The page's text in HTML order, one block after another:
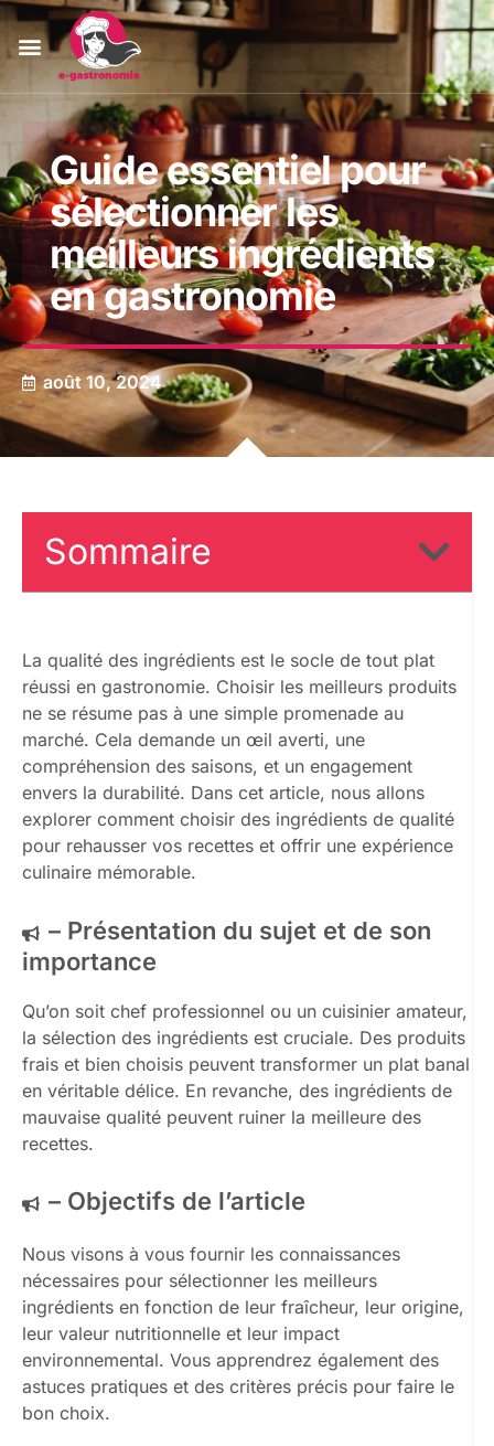
Guide essentiel pour
sélectionner les
meilleurs ingrédients
en gastronomie
août 10, 2024
Sommaire
La qualité des ingrédients est le socle de tout plat
réussi en gastronomie. Choisir les meilleurs produits
ne se résume pas à une simple promenade au
marché. Cela demande un œil averti, une
compréhension des saisons, et un engagement
envers la durabilité. Dans cet article, nous allons
explorer comment choisir des ingrédients de qualité
pour rehausser vos recettes et offrir une expérience
culinaire mémorable.
– Présentation du sujet et de son
importance
Qu’on soit chef professionnel ou un cuisinier amateur,
la sélection des ingrédients est cruciale. Des produits
frais et bien choisis peuvent transformer un plat banal
en véritable délice. En revanche, des ingrédients de
mauvaise qualité peuvent ruiner la meilleure des
recettes.
– Objectifs de l’article
Nous visons à vous fournir les connaissances
nécessaires pour sélectionner les meilleurs
ingrédients en fonction de leur fraîcheur, leur origine,
leur valeur nutritionnelle et leur impact
environnemental. Vous apprendrez également des
astuces pratiques et des critères précis pour faire le
bon choix.